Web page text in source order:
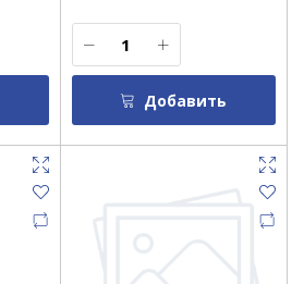
Добавить